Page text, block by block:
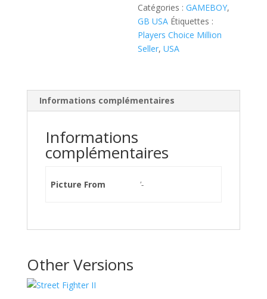
Catégories :GAMEBOY,
GB USA Étiquettes :
Players Choice Million
Seller,USA
Informations complémentaires
Informations
complémentaires
Picture From '-
Other Versions